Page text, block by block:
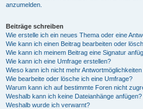
anzumelden.
Beiträge schreiben
Wie erstelle ich ein neues Thema oder eine
Wie kann ich einen Beitrag bearbeiten oder
Wie kann ich meinem Beitrag eine Signatur
Wie kann ich eine Umfrage erstellen?
Wieso kann ich nicht mehr
Wie bearbeite oder lösche ich eine Umfrage?
Warum kann ich auf bestimmte Foren nicht
Weshalb kann ich keine Dateianhänge anfügen?
Weshalb wurde ich verwarnt?